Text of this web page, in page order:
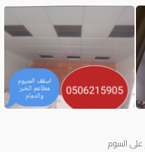
على السوم